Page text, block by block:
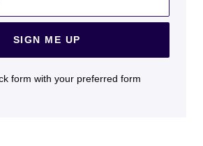
SIGN ME UP
form with your preferred form